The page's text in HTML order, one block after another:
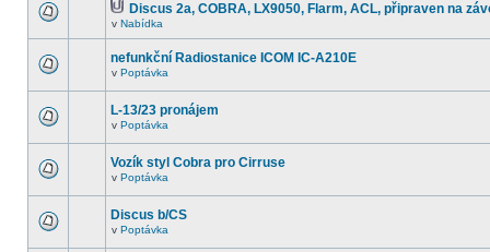
Discus 2a, COBRA, LX9050, Flarm, ACL, připraven na
v Nabídka
nefunkční Radiostanice ICOM IC-A210E
v Poptávka
L-13/23 pronájem
v Poptávka
Vozík styl Cobra pro Cirruse
v Poptávka
Discus b/CS
v Poptávka